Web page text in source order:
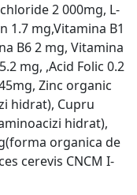
2 000mg, L-
1.7 mg,Vitamina B1
B6 2 mg, Vitamina
mg, ,Acid Folic 0.2
Zinc organic
hidrat), Cupru
hidrat),
organica de
cerevis CNCM I-